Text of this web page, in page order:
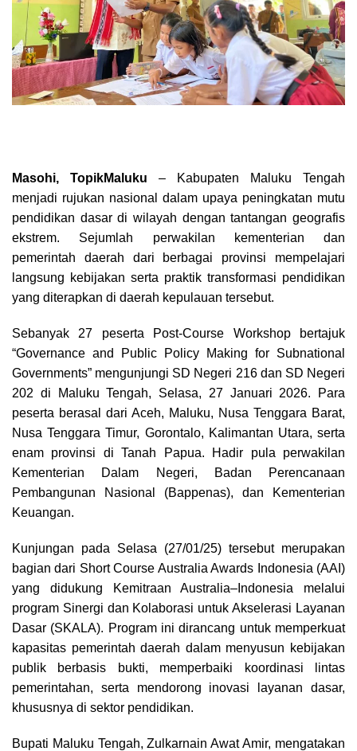
Masohi, TopikMaluku – Kabupaten Maluku Tengah
menjadi rujukan nasional dalam upaya peningkatan mutu
pendidikan dasar di wilayah dengan tantangan geografis
ekstrem. Sejumlah perwakilan kementerian dan
pemerintah daerah dari berbagai provinsi mempelajari
langsung kebijakan serta praktik transformasi pendidikan
yang diterapkan di daerah kepulauan tersebut.
Sebanyak 27 peserta Post-Course Workshop bertajuk
“Governance and Public Policy Making for Subnational
Governments” mengunjungi SD Negeri 216 dan SD Negeri
202 di Maluku Tengah, Selasa, 27 Januari 2026. Para
peserta berasal dari Aceh, Maluku, Nusa Tenggara Barat,
Nusa Tenggara Timur, Gorontalo, Kalimantan Utara, serta
enam provinsi di Tanah Papua. Hadir pula perwakilan
Kementerian Dalam Negeri, Badan Perencanaan
Pembangunan Nasional (Bappenas), dan Kementerian
Keuangan.
Kunjungan pada Selasa (27/01/25) tersebut merupakan
bagian dari Short Course Australia Awards Indonesia (AAI)
yang didukung Kemitraan Australia–Indonesia melalui
program Sinergi dan Kolaborasi untuk Akselerasi Layanan
Dasar (SKALA). Program ini dirancang untuk memperkuat
kapasitas pemerintah daerah dalam menyusun kebijakan
publik berbasis bukti, memperbaiki koordinasi lintas
pemerintahan, serta mendorong inovasi layanan dasar,
khususnya di sektor pendidikan.
Bupati Maluku Tengah, Zulkarnain Awat Amir, mengatakan